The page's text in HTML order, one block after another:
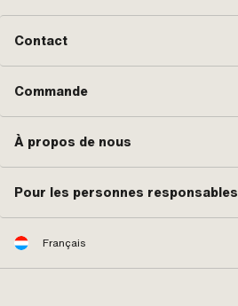
Contact
Commande
À propos de nous
Pour les personnes responsables
Français